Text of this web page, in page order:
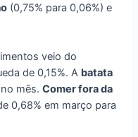
(0,75% para 0,06%) e
veio do
de 0,15%. A batata
no mês.Comer fora da
0,68% em março para